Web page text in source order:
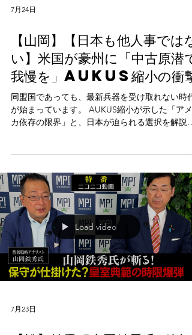
7月24日
【山岡】【日本も他人事ではな
い】米国が豪州に「中古原潜で
我慢を」AUKUS縮小の衝撃
が始まっています。 AUKUS縮小が示した「アメ
カ依存の限界」と、日本が迫られる選択を解説し
ます。
Load video